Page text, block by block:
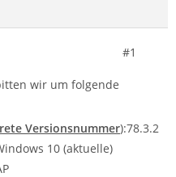
#1
wir um folgende
Versionsnummer):78.3.2
10 (aktuelle)